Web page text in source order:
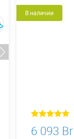
В наличии
6 093 Br